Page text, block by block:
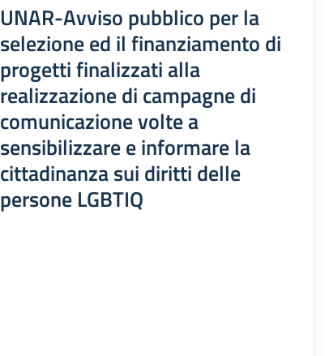
UNAR-Avviso pubblico per la
selezione ed il finanziamento di
progetti finalizzati alla
realizzazione di campagne di
comunicazione volte a
sensibilizzare e informare la
cittadinanza sui diritti delle
persone LGBTIQ